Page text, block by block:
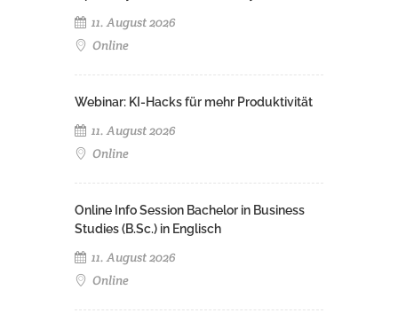
11. August 2026
Online
Webinar: KI-Hacks für mehr Produktivität
11. August 2026
Online
Online Info Session Bachelor in Business
Studies (B.Sc.) in Englisch
11. August 2026
Online